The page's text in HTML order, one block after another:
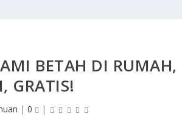
BETAH DI RUMAH,
GRATIS!
|0 |